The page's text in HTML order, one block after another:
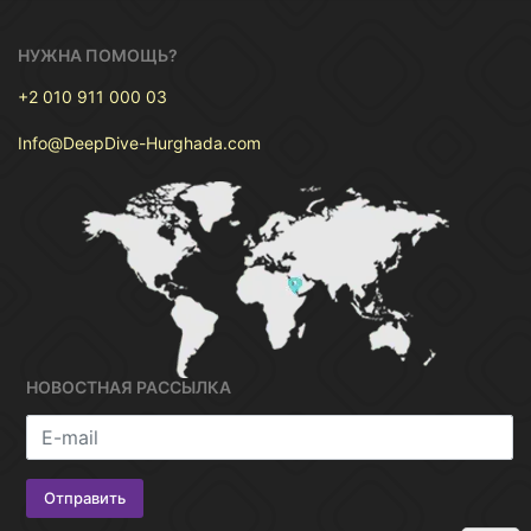
PADI сертификат
Трансфер
Трансфер из / в отель бесплатный
Для отелей в Эль Гуна & Сахл Хашиш & Макади
Бэй & Сома Бэй:
Трансфер из / в отель предоставляется за
дополнительную плату в размере 15 евро в день за
автомобиль (до 4 человек).
PRICE
For One Person :
НУЖНА ПОМОЩЬ?
+2 010 911 000 03
Info@DeepDive-Hurghada.com
НОВОСТНАЯ РАССЫЛКА